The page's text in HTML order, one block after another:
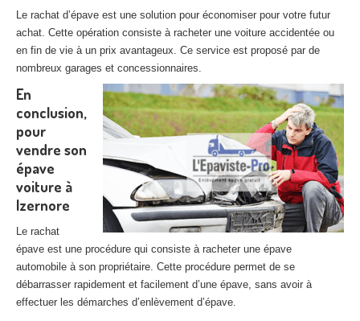
Le rachat d’épave est une solution pour économiser pour votre futur
achat. Cette opération consiste à racheter une voiture accidentée ou
en fin de vie à un prix avantageux. Ce service est proposé par de
nombreux garages et concessionnaires.
En
conclusion,
pour
vendre son
épave
voiture à
Izernore
Le rachat
épave est une procédure qui consiste à racheter une épave
automobile à son propriétaire. Cette procédure permet de se
débarrasser rapidement et facilement d’une épave, sans avoir à
effectuer les démarches d’enlèvement d’épave.